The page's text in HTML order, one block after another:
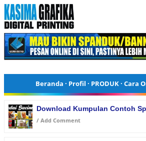
Beranda · Profil · PRODUK· Cara
Download Kumpulan Contoh
/ Add Comment